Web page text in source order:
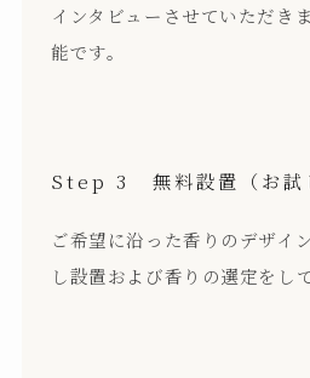
インタビューさせていただき
能です。
Step 3 無料設置（お試
ご希望に沿った香りのデザイ
し設置および香りの選定をし